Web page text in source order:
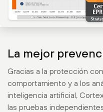
La mejor
Gracias a la protección
comportamiento y a los
inteligencia artificial,
las pruebas